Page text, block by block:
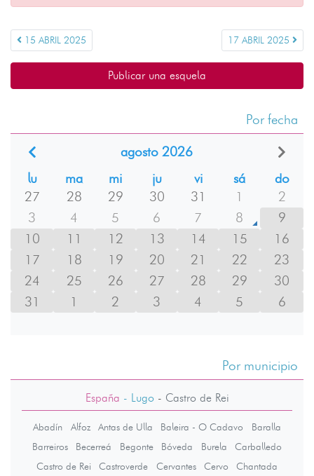
15 ABRIL 2025 17 ABRIL 2025
Publicar una esquela
Por fecha
agosto 2026
lu
ma mi ju vi sá
do
27
28 29 30 31 1
2
3
4 5 6 7 8
9
10
11 12 13 14 15
16
17
18 19 20 21 22
23
24
25 26 27 28 29
30
31
1 2 3 4 5 6
Por municipio
España - Lugo- Castro de Rei
Abadín Alfoz Antas de Ulla Baleira - O Cadavo
Baralla
Barreiros
Becerreá Begonte Bóveda Burela
Carballedo
Castro de Rei
Castroverde Cervantes Cervo
Chantada